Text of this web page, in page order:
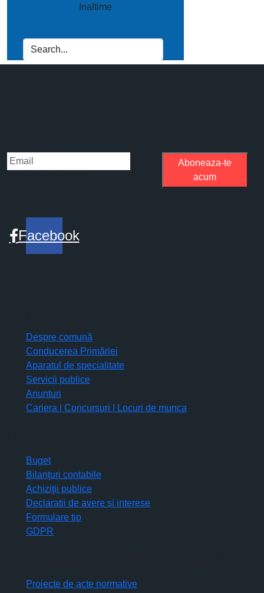
Aboneaza-te
acum
Facebook
Despre comună
Conducerea Primăriei
Aparatul de specialitate
Servicii publice
Anunturi
Cariera | Concursuri | Locuri de munca
Buget
Bilanţuri contabile
Achiziţii publice
Declaratii de avere si interese
Formulare tip
GDPR
Proiecte de acte normative